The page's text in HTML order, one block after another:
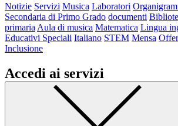
Notizie Servizi Musica Laboratori
Secondaria di Primo Grado documenti
primaria Aula di musica Matematica Lingua
Educativi Speciali Italiano STEM Mensa
Inclusione
Accedi ai servizi